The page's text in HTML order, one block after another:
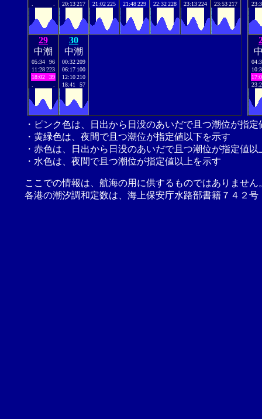
20:13217
21:02225
21:48229
22:32228
23:13224
23:53217
29
中潮
05:34
96
11:28223
18:02
39
30
中潮
00:32209
06:17 100
12:10210
18:41
57
・ピンク色は、日出から日没のあいだで且つ潮位が指
・黄緑色は、夜間で且つ潮位が指定値以下を示す
・赤色は、日出から日没のあいだで且つ潮位が指定値以
・水色は、夜間で且つ潮位が指定値以上を示す
ここでの情報は、航海の用に供するものではありませ
各港の潮汐調和定数は、海上保安庁水路部書籍７４２